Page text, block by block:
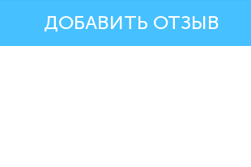
ДОБАВИТЬ ОТЗЫВ